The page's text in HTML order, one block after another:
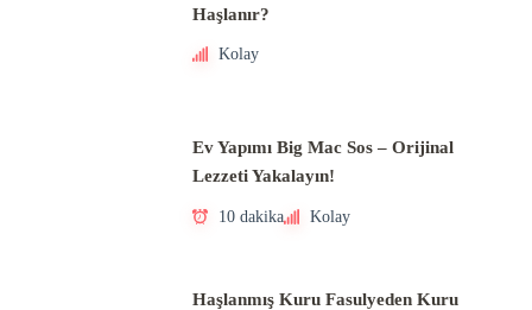
Haşlanır?
Kolay
Ev Yapımı Big Mac Sos – Orijinal
Lezzeti Yakalayın!
10 dakika Kolay
Haşlanmış Kuru Fasulyeden Kuru